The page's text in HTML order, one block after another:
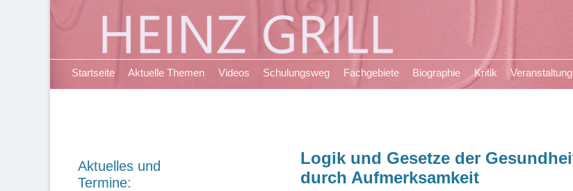
Primäres Menü
ZumStartseite Aktuelle Themen Videos Schulungsweg Fachgebiete Biographie Kritik
Logik und Gesetze der
durch Aufmerksamkeit
Aktuelles und
Termine: